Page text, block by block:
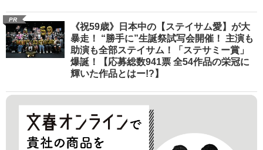
PR
《祝59歳》日本中の【ステイサム愛】が大
暴走！ “勝手に”生誕祭試写会開催！ 主演も
助演も全部ステイサム！「ステサミー賞」
爆誕！【応募総数941票 全54作品の栄冠に
輝いた作品とはー!?】